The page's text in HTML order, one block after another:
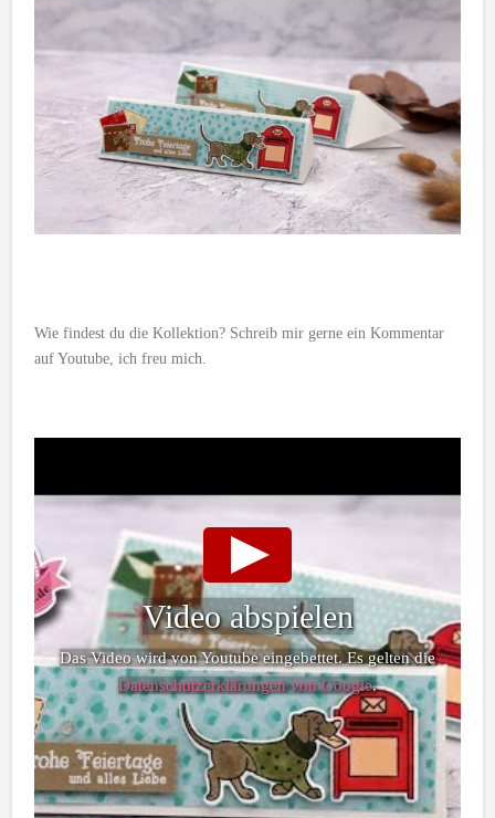
Wie findest du die Kollektion? Schreib mir gerne ein Kommentar
auf Youtube, ich freu mich.
Video abspielen
Das Video wird von Youtube eingebettet. Es gelten die
Datenschutzerklärungen von Google.